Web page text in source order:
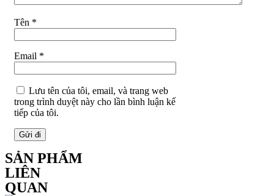
Tên *
Email *
Lưu tên của tôi, email, và trang web
trong trình duyệt này cho lần bình luận kế
tiếp của tôi.
SẢN PHẨM
LIÊN
QUAN